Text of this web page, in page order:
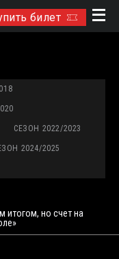
билет
СЕЗОН 2022/2023
2024/2025
итогом, но счет на